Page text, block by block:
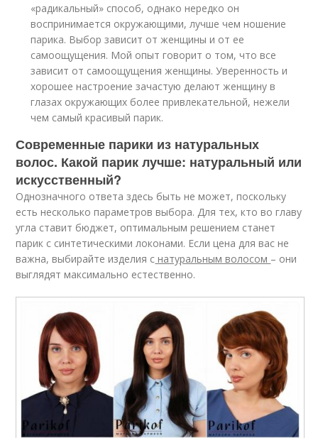
«радикальный» способ, однако нередко он
воспринимается окружающими, лучше чем ношение
парика. Выбор зависит от женщины и от ее
самоощущения. Мой опыт говорит о том, что все
зависит от самоощущения женщины. Уверенность и
хорошее настроение зачастую делают женщину в
глазах окружающих более привлекательной, нежели
чем самый красивый парик.
Современные парики из натуральных
волос. Какой парик лучше: натуральный или
искусственный?
Однозначного ответа здесь быть не может, поскольку
есть несколько параметров выбора. Для тех, кто во главу
угла ставит бюджет, оптимальным решением станет
парик с синтетическими локонами. Если цена для вас не
важна, выбирайте изделия с натуральным волосом – они
выглядят максимально естественно.